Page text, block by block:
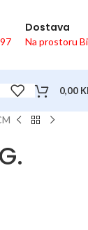
Dostava
Na prostoru
0,00